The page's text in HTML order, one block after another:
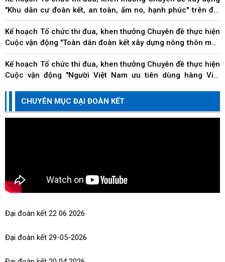
"Khu dân cư đoàn kết, an toàn, ấm no, hạnh phúc" trên địa
bàn thành phố
Kế hoạch Tổ chức thi đua, khen thưởng Chuyên đề thực hiện
Cuộc vận động "Toàn dân đoàn kết xây dựng nông thôn mới,
đô thị văn minh" trên địa bàn thành...
Kế hoạch Tổ chức thi đua, khen thưởng Chuyên đề thực hiện
Cuộc vận động "Người Việt Nam ưu tiên dùng hàng Việt
Kế hoạch Tổ chức thi đua, khen thưởng Chuyên đề về các
doanh nghiệp, doanh nhân, hộ kinh doanh và cá nhân kinh
doanh thi đua thực hiện tốt trách nhiệm...
CHUYÊN MỤC ĐẠI ĐOÀN KẾT
Đại đoàn kết 22 06 2026
Đại đoàn kết 29-05-2026